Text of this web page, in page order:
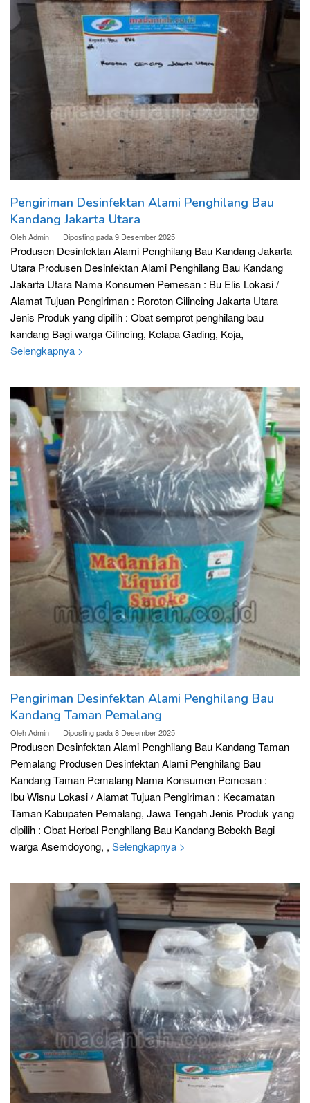
Pengiriman Desinfektan Alami Penghilang Bau
Kandang Jakarta Utara
OlehAdmin Diposting pada9 Desember 2025
Produsen Desinfektan Alami Penghilang Bau Kandang Jakarta
Utara Produsen Desinfektan Alami Penghilang Bau Kandang
Jakarta Utara Nama Konsumen Pemesan : Bu Elis Lokasi /
Alamat Tujuan Pengiriman : Roroton Cilincing Jakarta Utara
Jenis Produk yang dipilih : Obat semprot penghilang bau
kandang Bagi warga Cilincing, Kelapa Gading, Koja,
Selengkapnya >
Pengiriman Desinfektan Alami Penghilang Bau
Kandang Taman Pemalang
OlehAdmin Diposting pada8 Desember 2025
Produsen Desinfektan Alami Penghilang Bau Kandang Taman
Pemalang Produsen Desinfektan Alami Penghilang Bau
Kandang Taman Pemalang Nama Konsumen Pemesan :
Ibu Wisnu Lokasi / Alamat Tujuan Pengiriman : Kecamatan
Taman Kabupaten Pemalang, Jawa Tengah Jenis Produk yang
dipilih : Obat Herbal Penghilang Bau Kandang Bebekh Bagi
warga Asemdoyong, , Selengkapnya >